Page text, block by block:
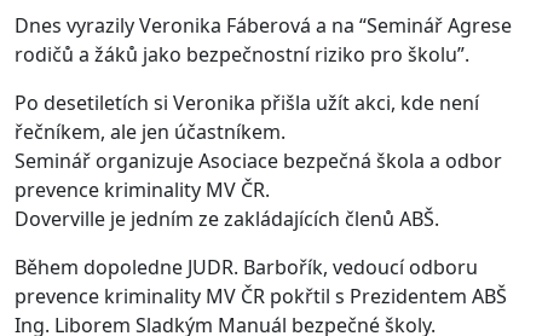
Dnes vyrazily Veronika Fáberová a na “Seminář Agrese
rodičů a žáků jako bezpečnostní riziko pro školu”.
Po desetiletích si Veronika přišla užít akci, kde není
řečníkem, ale jen účastníkem.
Seminář organizuje Asociace bezpečná škola a odbor
prevence kriminality MV ČR.
Doverville je jedním ze zakládajících členů ABŠ.
Během dopoledne JUDR. Barbořík, vedoucí odboru
prevence kriminality MV ČR pokřtil s Prezidentem ABŠ
Ing. Liborem Sladkým Manuál bezpečné školy.